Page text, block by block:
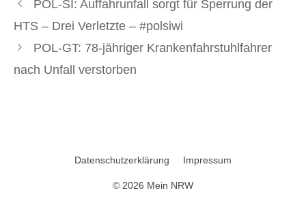
POL-SI: Auffahrunfall sorgt für Sperrung der
HTS – Drei Verletzte – #polsiwi
POL-GT: 78-jähriger Krankenfahrstuhlfahrer
nach Unfall verstorben
Datenschutzerklärung Impressum
© 2026 Mein NRW